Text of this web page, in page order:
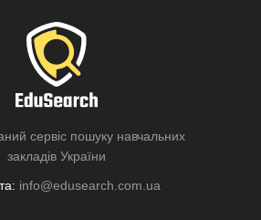
сервіс пошуку навчальних
закладів України
info@edusearch.com.ua